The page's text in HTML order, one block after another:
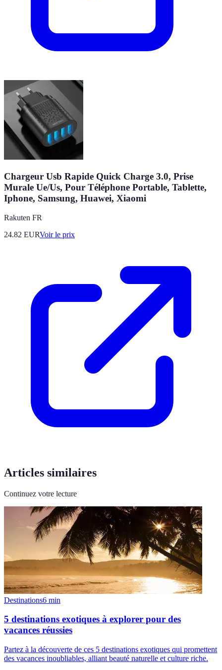
Chargeur Usb Rapide Quick Charge 3.0, Prise
Murale Ue/Us, Pour Téléphone Portable, Tablette,
Iphone, Samsung, Huawei, Xiaomi
Rakuten FR
24.82 EURVoir le prix
Articles similaires
Continuez votre lecture
Destinations6 min
5 destinations exotiques à explorer pour des
vacances réussies
Partez à la découverte de ces 5 destinations exotiques qui promettent
des vacances inoubliables, alliant beauté naturelle et culture riche.